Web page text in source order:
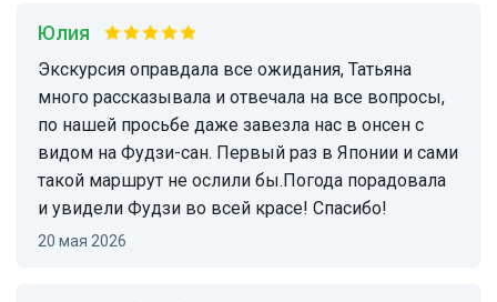
Юлия
Экскурсия оправдала все ожидания, Татьяна
много рассказывала и отвечала на все вопросы,
по нашей просьбе даже завезла нас в онсен с
видом на Фудзи-сан. Первый раз в Японии и сами
такой маршрут не ослили бы.Погода порадовала
и увидели Фудзи во всей красе! Спасибо!
20 мая 2026